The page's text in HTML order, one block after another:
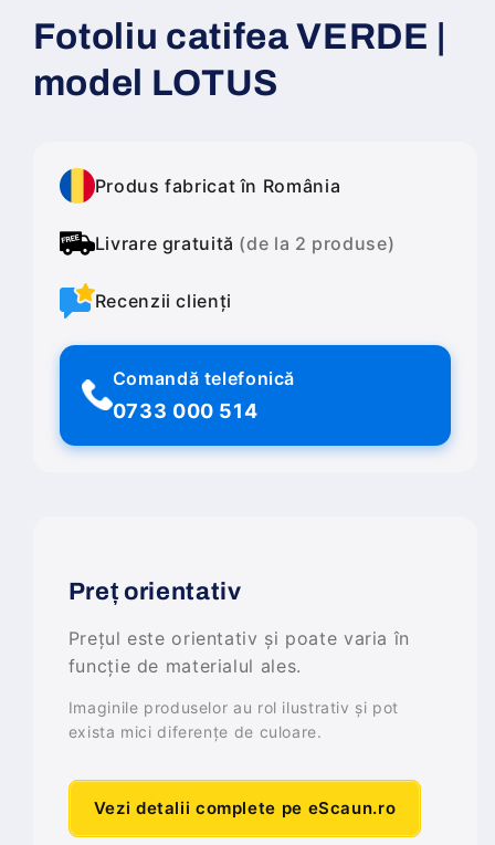
Fotoliu catifea VERDE |
model LOTUS
Produs fabricat în România
Livrare gratuită (de la 2 produse)
Recenzii clienți
Comandă telefonică
0733 000 514
Preț orientativ
Prețul este orientativ și poate varia în
funcție de materialul ales.
Imaginile produselor au rol ilustrativ și pot
exista mici diferențe de culoare.
Vezi detalii complete pe eScaun.ro